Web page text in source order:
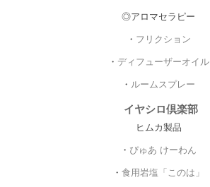
◎アロマセラピー
・ フリクション
・ ディフューザーオイル
・ ルームスプレー
イヤシロ倶楽部
ヒムカ製品
・ ぴゅあ けーわん
・ 食用岩塩「このは」